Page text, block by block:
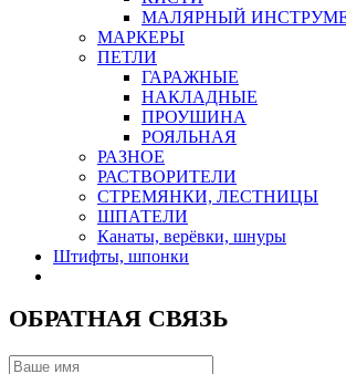
МАЛЯРНЫЙ
МАРКЕРЫ
ПЕТЛИ
ГАРАЖНЫЕ
НАКЛАДНЫЕ
ПРОУШИНА
РОЯЛЬНАЯ
РАЗНОЕ
РАСТВОРИТЕЛИ
СТРЕМЯНКИ, ЛЕСТНИЦЫ
ШПАТЕЛИ
Канаты, верёвки, шнуры
Штифты, шпонки
ОБРАТНАЯ СВЯЗЬ